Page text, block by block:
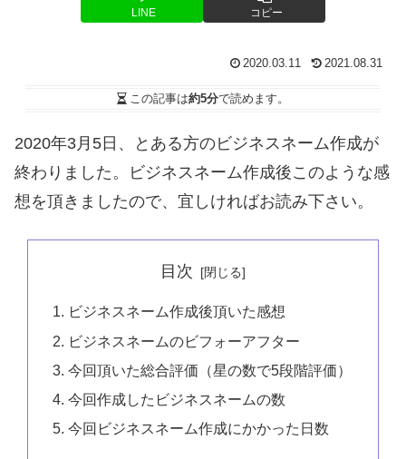
LINE コピー
2020.03.11 2021.08.31
この記事は約5分で読めます。
2020年3月5日、とある方のビジネスネーム作成が
終わりました。ビジネスネーム作成後このような感
想を頂きましたので、宜しければお読み下さい。
目次
ビジネスネーム作成後頂いた感想
ビジネスネームのビフォーアフター
今回頂いた総合評価（星の数で5段階評価）
今回作成したビジネスネームの数
今回ビジネスネーム作成にかかった日数